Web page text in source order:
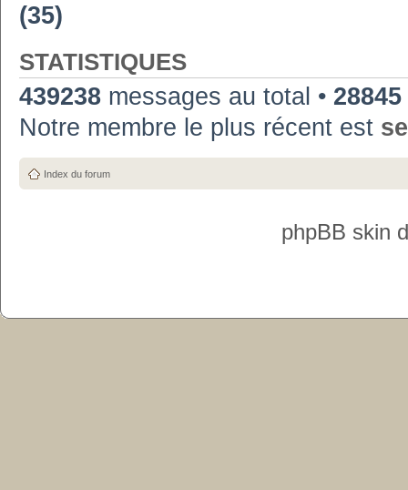
(35)
STATISTIQUES
439238 messages au total • 28845
Notre membre le plus récent est
Index du forum
phpBB skin